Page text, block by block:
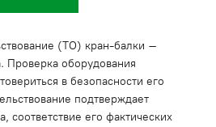
(ТО) кран-балки –
Проверка оборудования
в безопасности его
подтверждает
соответствие его фактических